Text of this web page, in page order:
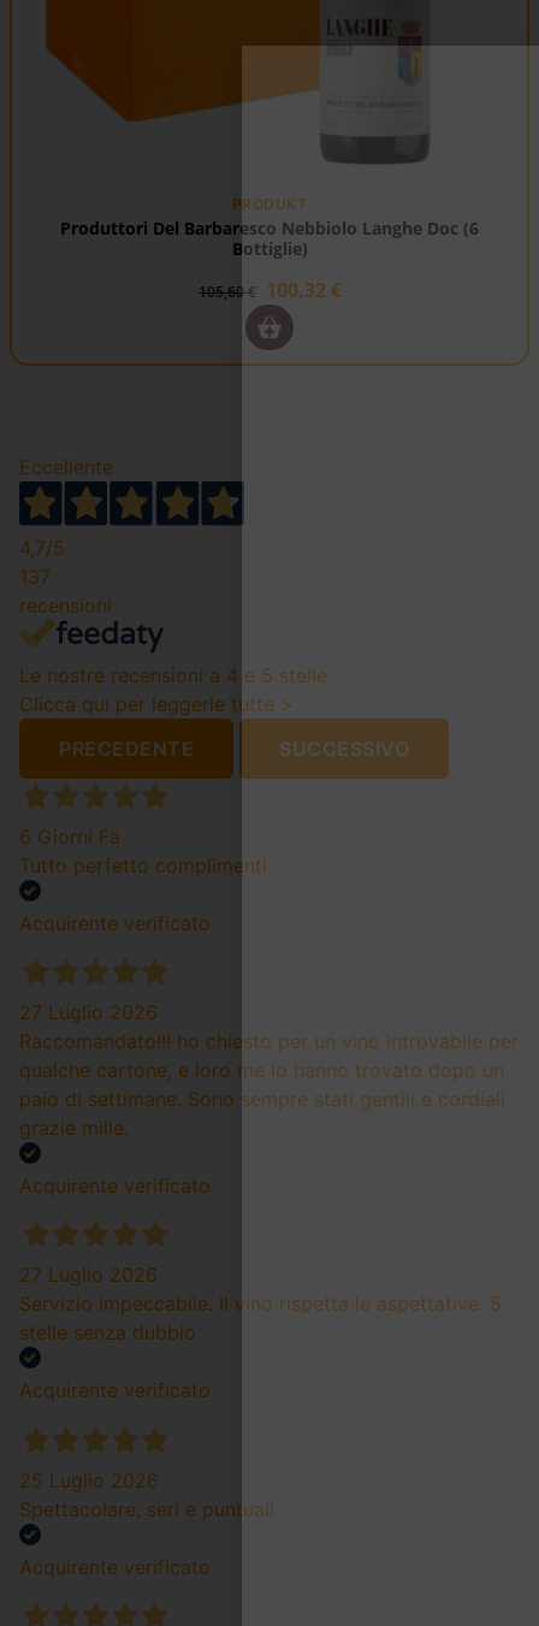
PRODUKT
Produttori Del Barbaresco Nebbiolo Langhe Doc (6
Bottiglie)
105,60€ 100,32 €
Eccellente
4,7/5
137
recensioni
Le nostre recensioni a 4 e 5 stelle.
Clicca qui per leggerle tutte >
PRECEDENTE
SUCCESSIVO
6 Giorni Fa
Tutto perfetto complimenti
Acquirente verificato
27 Luglio 2026
Raccomandato!!! ho chiesto per un vino introvabile per
qualche cartone, e loro me lo hanno trovato dopo un
paio di settimane. Sono sempre stati gentili e cordiali
grazie mille.
Acquirente verificato
27 Luglio 2026
Servizio impeccabile. Il vino rispetta le aspettative. 5
stelle senza dubbio
Acquirente verificato
25 Luglio 2026
Spettacolare, seri e puntuali
Acquirente verificato